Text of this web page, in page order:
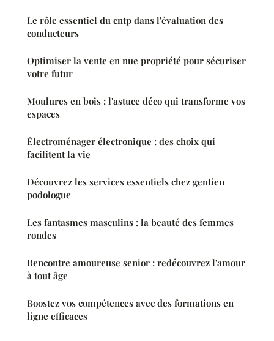
Le rôle essentiel du cntp dans l'évaluation des
conducteurs
Optimiser la vente en nue propriété pour sécuriser
votre futur
Moulures en bois : l'astuce déco qui transforme vos
espaces
Électroménager électronique : des choix qui
facilitent la vie
Découvrez les services essentiels chez gentien
podologue
Les fantasmes masculins : la beauté des femmes
rondes
Rencontre amoureuse senior : redécouvrez l'amour
à tout âge
Boostez vos compétences avec des formations en
ligne efficaces